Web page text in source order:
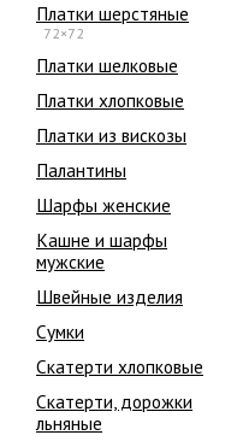
Платки шерстяные
72×72
Платки шелковые
Платки хлопковые
Платки из вискозы
Палантины
Шарфы женские
Кашне и шарфы
мужские
Швейные изделия
Сумки
Скатерти хлопковые
Скатерти, дорожки
льняные